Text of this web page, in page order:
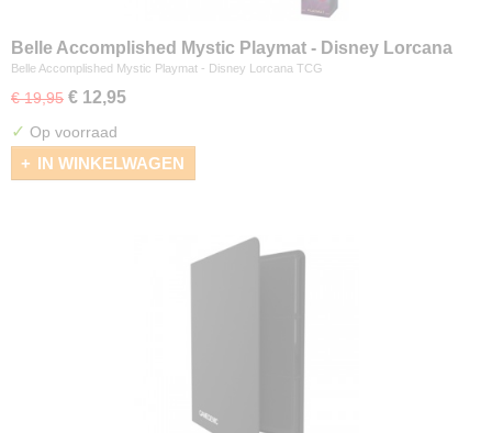
Belle Accomplished Mystic Playmat - Disney Lorcana
TCG
Belle Accomplished Mystic Playmat - Disney Lorcana TCG
€ 19,95 € 12,95
✓ Op voorraad
IN WINKELWAGEN